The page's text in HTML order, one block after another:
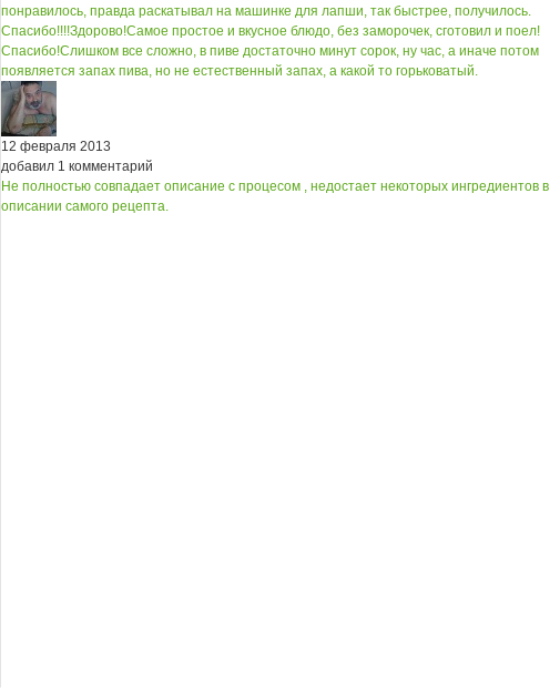
понравилось, правда раскатывал на машинке для лапши, так быстрее, получилось.
Спасибо!!!!Здорово!Самое простое и вкусное блюдо, без заморочек, сготовил и поел!
Спасибо!Слишком все сложно, в пиве достаточно минут сорок, ну час, а иначе потом
появляется запах пива, но не естественный запах, а какой то горьковатый.
12 февраля 2013
добавил 1 комментарий
Не полностью совпадает описание с процесом , недостает некоторых ингредиентов в
описании самого рецепта.